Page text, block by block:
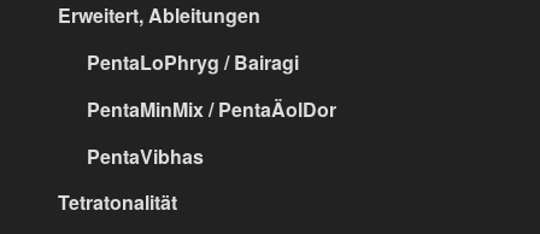
Erweitert, Ableitungen
PentaLoPhryg / Bairagi
PentaMinMix / PentaÄolDor
PentaVibhas
Tetratonalität